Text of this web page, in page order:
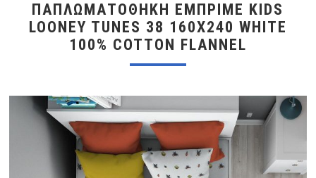
ΠΑΠΛΩΜΑΤΟΘΉΚΗ ΕΜΠΡΙΜΈ KIDS
LOONEY TUNES 38 160X240 WHITE
100% COTTON FLANNEL